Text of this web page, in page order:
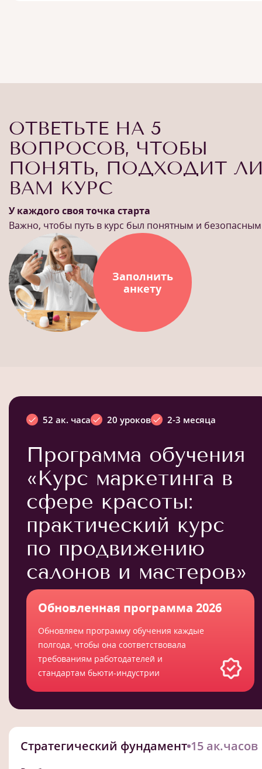
ОТВЕТЬТЕ НА 5
ВОПРОСОВ, ЧТОБЫ
ПОНЯТЬ, ПОДХОДИТ
ВАМ КУРС
У каждого своя точка старта
Важно, чтобы путь в курс был понятным и безопасным
Заполнить
анкету
52 ак. часа 20 уроков 2-3 месяца
Программа обучения
«Курс маркетинга в
сфере красоты:
практический курс
по продвижению
салонов и мастеров»
Обновленная программа 2026
Обновляем программу обучения каждые
полгода, чтобы она соответствовала
требованиям работодателей и
стандартам бьюти-индустрии
Стратегический фундамент 15 ак.часов